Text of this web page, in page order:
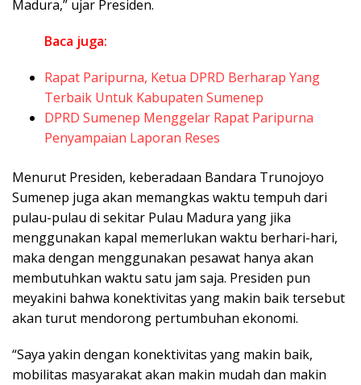
Madura,” ujar Presiden.
Baca juga:
Rapat Paripurna, Ketua DPRD Berharap Yang
Terbaik Untuk Kabupaten Sumenep
DPRD Sumenep Menggelar Rapat Paripurna
Penyampaian Laporan Reses
Menurut Presiden, keberadaan Bandara Trunojoyo
Sumenep juga akan memangkas waktu tempuh dari
pulau-pulau di sekitar Pulau Madura yang jika
menggunakan kapal memerlukan waktu berhari-hari,
maka dengan menggunakan pesawat hanya akan
membutuhkan waktu satu jam saja. Presiden pun
meyakini bahwa konektivitas yang makin baik tersebut
akan turut mendorong pertumbuhan ekonomi.
“Saya yakin dengan konektivitas yang makin baik,
mobilitas masyarakat akan makin mudah dan makin